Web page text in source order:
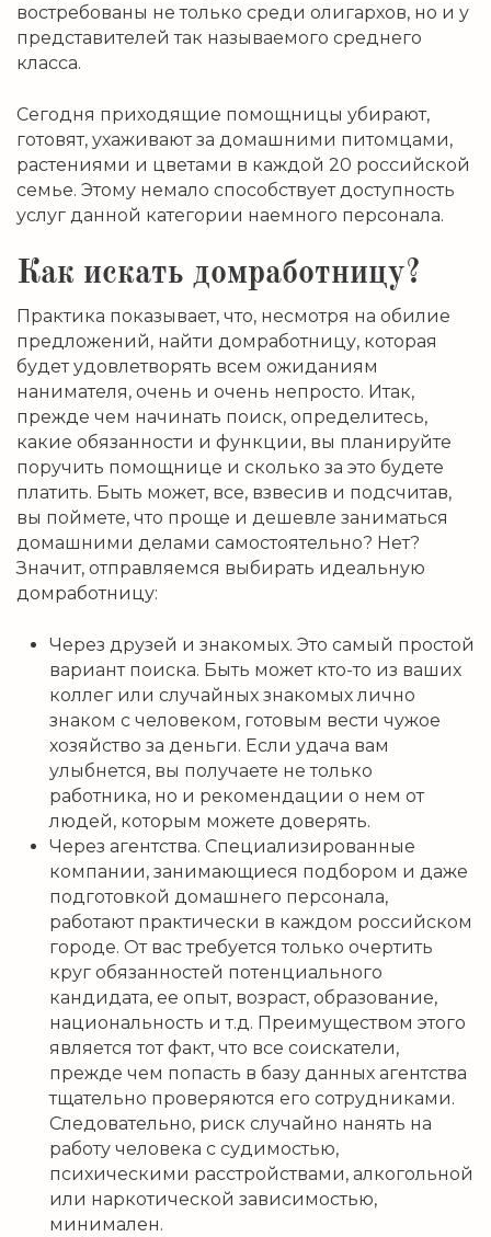
востребованы не только среди олигархов, но и у
представителей так называемого среднего
класса.
Сегодня приходящие помощницы убирают,
готовят, ухаживают за домашними питомцами,
растениями и цветами в каждой 20 российской
семье. Этому немало способствует доступность
услуг данной категории наемного персонала.
Как искать домработницу?
Практика показывает, что, несмотря на обилие
предложений, найти домработницу, которая
будет удовлетворять всем ожиданиям
нанимателя, очень и очень непросто. Итак,
прежде чем начинать поиск, определитесь,
какие обязанности и функции, вы планируйте
поручить помощнице и сколько за это будете
платить. Быть может, все, взвесив и подсчитав,
вы поймете, что проще и дешевле заниматься
домашними делами самостоятельно? Нет?
Значит, отправляемся выбирать идеальную
домработницу:
Через друзей и знакомых. Это самый простой
вариант поиска. Быть может кто-то из ваших
коллег или случайных знакомых лично
знаком с человеком, готовым вести чужое
хозяйство за деньги. Если удача вам
улыбнется, вы получаете не только
работника, но и рекомендации о нем от
людей, которым можете доверять.
Через агентства. Специализированные
компании, занимающиеся подбором и даже
подготовкой домашнего персонала,
работают практически в каждом российском
городе. От вас требуется только очертить
круг обязанностей потенциального
кандидата, ее опыт, возраст, образование,
национальность и т.д. Преимуществом этого
является тот факт, что все соискатели,
прежде чем попасть в базу данных агентства
тщательно проверяются его сотрудниками.
Следовательно, риск случайно нанять на
работу человека с судимостью,
психическими расстройствами, алкогольной
или наркотической зависимостью,
минимален.